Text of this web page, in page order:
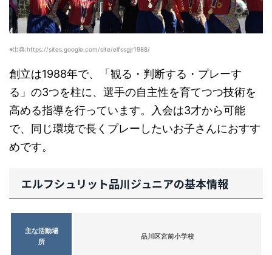
※出典:https://sites.google.com/site/elfssgjr1988/
創立は1988年で、「観る・判断する・プレーす
る」の3つを柱に、選手の自主性を育てつつ技術を
高める指導を行っています。入会は3才から可能
で、同じ環境で長くプレーしたいお子さんにおすす
めです。
エルフシュリット品川ジュニアの基本情報
主な活動場
所
品川区宮前小学校